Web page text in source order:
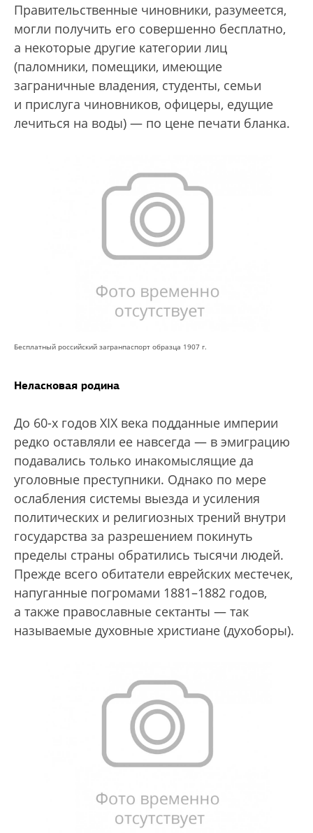
Правительственные чиновники, разумеется,
могли получить его совершенно бесплатно,
а некоторые другие категории лиц
(паломники, помещики, имеющие
заграничные владения, студенты, семьи
и прислуга чиновников, офицеры, едущие
лечиться на воды) — по цене печати бланка.
Бесплатный российский загранпаспорт образца 1907 г.
Неласковая родина
До 60-х годов XIX века подданные империи
редко оставляли ее навсегда — в эмиграцию
подавались только инакомыслящие да
уголовные преступники. Однако по мере
ослабления системы выезда и усиления
политических и религиозных трений внутри
государства за разрешением покинуть
пределы страны обратились тысячи людей.
Прежде всего обитатели еврейских местечек,
напуганные погромами 1881–1882 годов,
а также православные сектанты — так
называемые духовные христиане (духоборы).